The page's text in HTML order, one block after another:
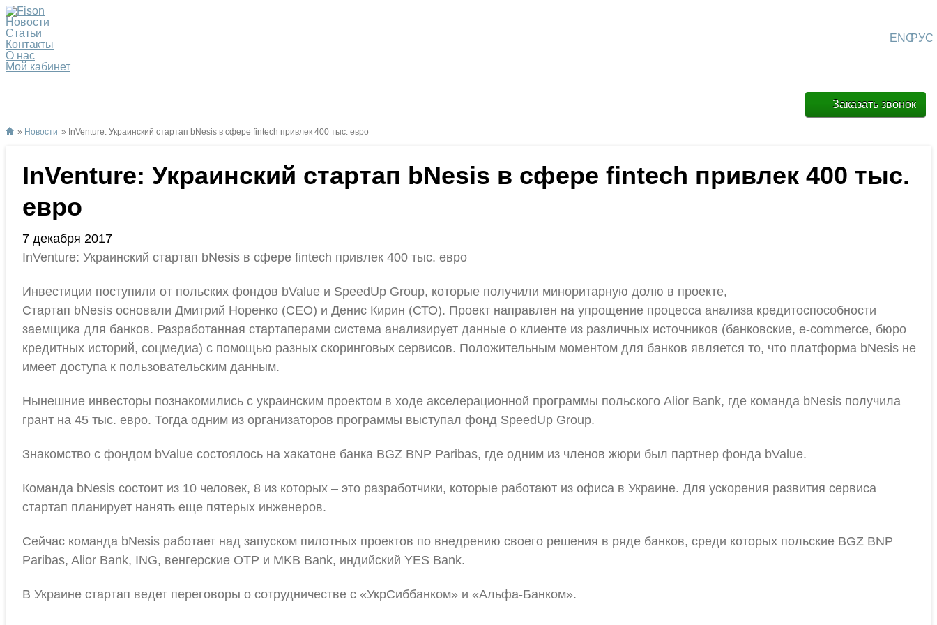
РУС
ENG
Новости
Статьи
Контакты
О нас
Мой кабинет
Заказать звонок
» Новости » InVenture: Украинский стартап bNesis в сфере fintech привлек 400 тыс. евро
InVenture: Украинский стартап bNesis в сфере fintech привлек 400 тыс.
евро
7 декабря 2017
InVenture: Украинский стартап bNesis в сфере fintech привлек 400 тыс. евро
Инвестиции поступили от польских фондов bValue и SpeedUp Group, которые получили миноритарную долю в проекте,
Стартап bNesis основали Дмитрий Норенко (СЕО) и Денис Кирин (СТО). Проект направлен на упрощение процесса анализа кредитоспособности
заемщика для банков. Разработанная стартаперами система анализирует данные о клиенте из различных источников (банковские, e-commerce, бюро
кредитных историй, соцмедиа) с помощью разных скоринговых сервисов. Положительным моментом для банков является то, что платформа bNesis не
имеет доступа к пользовательским данным.
Нынешние инвесторы познакомились с украинским проектом в ходе акселерационной программы польского Alior Bank, где команда bNesis получила
грант на 45 тыс. евро. Тогда одним из организаторов программы выступал фонд SpeedUp Group.
Знакомство с фондом bValue состоялось на хакатоне банка BGZ BNP Paribas, где одним из членов жюри был партнер фонда bValue.
Команда bNesis состоит из 10 человек, 8 из которых – это разработчики, которые работают из офиса в Украине. Для ускорения развития сервиса
стартап планирует нанять еще пятерых инженеров.
Сейчас команда bNesis работает над запуском пилотных проектов по внедрению своего решения в ряде банков, среди которых польские BGZ BNP
Paribas, Alior Bank, ING, венгерские OTP и MKB Bank, индийский YES Bank.
В Украине стартап ведет переговоры о сотрудничестве с «УкрСиббанком» и «Альфа-Банком».